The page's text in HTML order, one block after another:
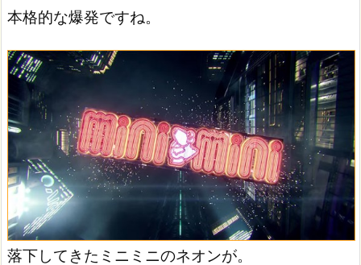
本格的な爆発ですね。
落下してきたミニミニのネオンが。